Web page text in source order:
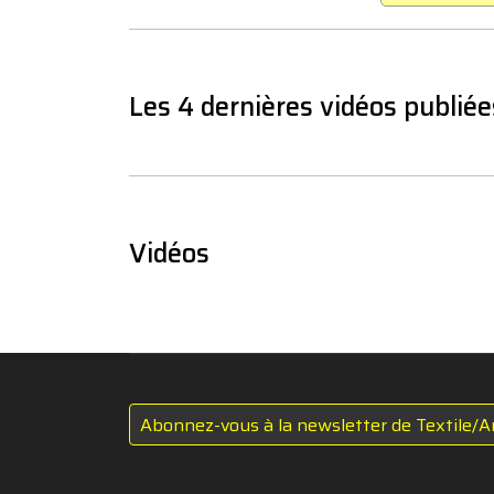
Les 4 dernières vidéos
Vidéos
Abonnez-vous à la newsletter de Textile/